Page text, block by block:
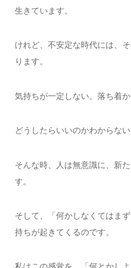
生きています。
けれど、不安定な時代には、
ります。
気持ちが一定しない。落ち着か
どうしたらいいのかわからない
そんな時、人は無意識に、新
す。
そして、「何かしなくてはま
持ちが起きてくるのです。